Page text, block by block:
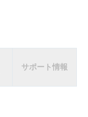
サポート情報